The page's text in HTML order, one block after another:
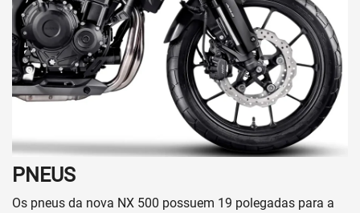
PNEUS
Os pneus da nova NX 500 possuem 19 polegadas para a